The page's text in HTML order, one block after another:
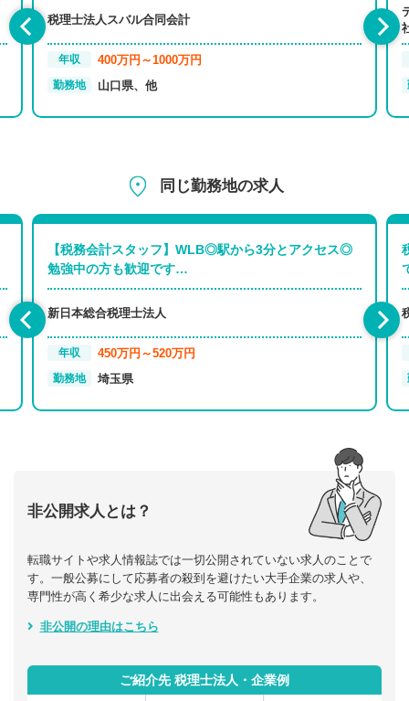
税理士法人スバル合同会計
年収 400万円～1000万円
勤務地 山口県、他
同じ勤務地の求人
【税務会計スタッフ】WLB◎駅から3分とアクセス◎
勉強中の方も歓迎です…
新日本総合税理士法人
年収 450万円～520万円
勤務地 埼玉県
非公開求人とは？
転職サイトや求人情報誌では一切公開されていない求人のことで
す。一般公募にして応募者の殺到を避けたい大手企業の求人や、
専門性が高く希少な求人に出会える可能性もあります。
非公開の理由はこちら
ご紹介先 税理士法人・企業例